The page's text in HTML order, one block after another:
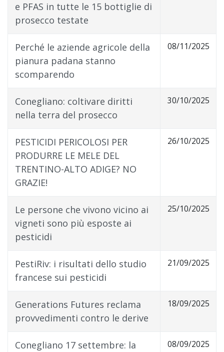
e PFAS in tutte le 15 bottiglie di
prosecco testate
Perché le aziende agricole della
pianura padana stanno
scomparendo
08/11/2025
Conegliano: coltivare diritti
nella terra del prosecco
30/10/2025
PESTICIDI PERICOLOSI PER
PRODURRE LE MELE DEL
TRENTINO-ALTO ADIGE? NO
GRAZIE!
26/10/2025
Le persone che vivono vicino ai
vigneti sono più esposte ai
pesticidi
25/10/2025
PestiRiv: i risultati dello studio
francese sui pesticidi
21/09/2025
Generations Futures reclama
provvedimenti contro le derive
18/09/2025
Conegliano 17 settembre: la
08/09/2025